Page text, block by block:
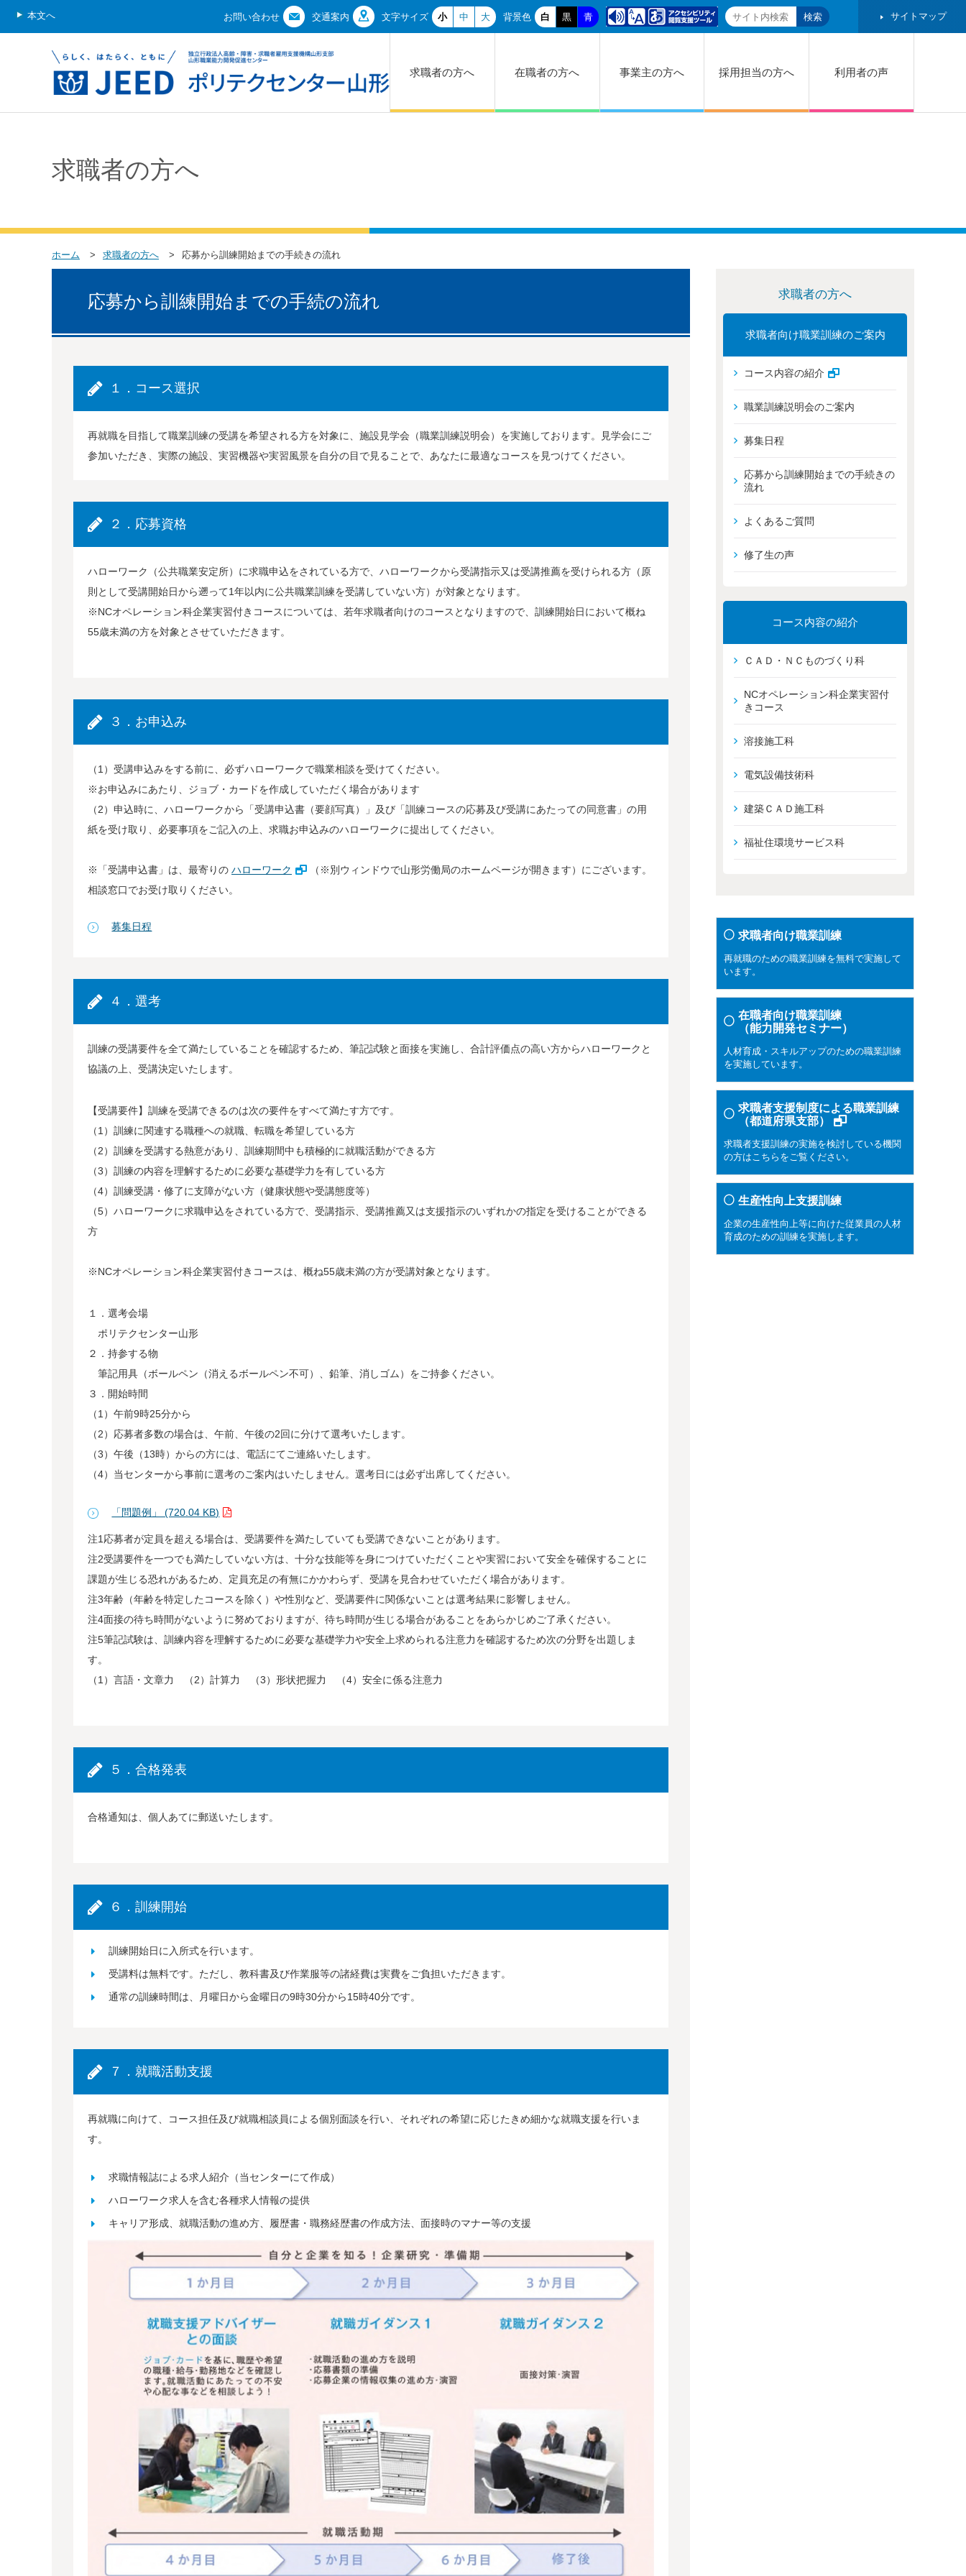
本文へ お問い合わせ 交通案内 文字サイズ 小 中 大 背景色 白 黒 青 サイトマップ
求職者の方へ 在職者の方へ 事業主の方へ 採用担当の方へ 利用者の声
求職者の方へ
ホーム 求職者の方へ 応募から訓練開始までの手続きの流れ
応募から訓練開始までの手続の流れ
１．コース選択
再就職を目指して職業訓練の受講を希望される方を対象に、施設見学会（職業訓練説明会）を実施しております。見学会にご
参加いただき、実際の施設、実習機器や実習風景を自分の目で見ることで、あなたに最適なコースを見つけてください。
２．応募資格
ハローワーク（公共職業安定所）に求職申込をされている方で、ハローワークから受講指示又は受講推薦を受けられる方（原
則として受講開始日から遡って1年以内に公共職業訓練を受講していない方）が対象となります。
※NCオペレーション科企業実習付きコースについては、若年求職者向けのコースとなりますので、訓練開始日において概ね
55歳未満の方を対象とさせていただきます。
３．お申込み
（1）受講申込みをする前に、必ずハローワークで職業相談を受けてください。
※お申込みにあたり、ジョブ・カードを作成していただく場合があります
（2）申込時に、ハローワークから「受講申込書（要顔写真）」及び「訓練コースの応募及び受講にあたっての同意書」の用
紙を受け取り、必要事項をご記入の上、求職お申込みのハローワークに提出してください。
※「受講申込書」は、最寄りの ハローワーク
（※別ウィンドウで山形労働局のホームページが開きます）にございます。
相談窓口でお受け取りください。
募集日程
４．選考
訓練の受講要件を全て満たしていることを確認するため、筆記試験と面接を実施し、合計評価点の高い方からハローワークと
協議の上、受講決定いたします。
【受講要件】訓練を受講できるのは次の要件をすべて満たす方です。
（1）訓練に関連する職種への就職、転職を希望している方
（2）訓練を受講する熱意があり、訓練期間中も積極的に就職活動ができる方
（3）訓練の内容を理解するために必要な基礎学力を有している方
（4）訓練受講・修了に支障がない方（健康状態や受講態度等）
（5）ハローワークに求職申込をされている方で、受講指示、受講推薦又は支援指示のいずれかの指定を受けることができる
方
※NCオペレーション科企業実習付きコースは、概ね55歳未満の方が受講対象となります。
１．選考会場
ポリテクセンター山形
２．持参する物
筆記用具（ボールペン（消えるボールペン不可）、鉛筆、消しゴム）をご持参ください。
３．開始時間
（1）午前9時25分から
（2）応募者多数の場合は、午前、午後の2回に分けて選考いたします。
（3）午後（13時）からの方には、電話にてご連絡いたします。
（4）当センターから事前に選考のご案内はいたしません。選考日には必ず出席してください。
「問題例」 (720.04 KB)
注1応募者が定員を超える場合は、受講要件を満たしていても受講できないことがあります。
注2受講要件を一つでも満たしていない方は、十分な技能等を身につけていただくことや実習において安全を確保することに
課題が生じる恐れがあるため、定員充足の有無にかかわらず、受講を見合わせていただく場合があります。
注3年齢（年齢を特定したコースを除く）や性別など、受講要件に関係ないことは選考結果に影響しません。
注4面接の待ち時間がないように努めておりますが、待ち時間が生じる場合があることをあらかじめご了承ください。
注5筆記試験は、訓練内容を理解するために必要な基礎学力や安全上求められる注意力を確認するため次の分野を出題しま
す。
（1）言語・文章力 （2）計算力 （3）形状把握力 （4）安全に係る注意力
５．合格発表
合格通知は、個人あてに郵送いたします。
６．訓練開始
訓練開始日に入所式を行います。
受講料は無料です。ただし、教科書及び作業服等の諸経費は実費をご負担いただきます。
通常の訓練時間は、月曜日から金曜日の9時30分から15時40分です。
７．就職活動支援
再就職に向けて、コース担任及び就職相談員による個別面談を行い、それぞれの希望に応じたきめ細かな就職支援を行いま
す。
求職情報誌による求人紹介（当センターにて作成）
ハローワーク求人を含む各種求人情報の提供
キャリア形成、就職活動の進め方、履歴書・職務経歴書の作成方法、面接時のマナー等の支援
求職者の方へ
求職者向け職業訓練のご案内
コース内容の紹介
職業訓練説明会のご案内
募集日程
応募から訓練開始までの手続きの
流れ
よくあるご質問
修了生の声
コース内容の紹介
ＣＡＤ・ＮＣものづくり科
NCオペレーション科企業実習付
きコース
溶接施工科
電気設備技術科
建築ＣＡＤ施工科
福祉住環境サービス科
求職者向け職業訓練
再就職のための職業訓練を無料で実施して
います。
在職者向け職業訓練
（能力開発セミナー）
人材育成・スキルアップのための職業訓練
を実施しています。
求職者支援制度による職業訓練
（都道府県支部）
求職者支援訓練の実施を検討している機関
の方はこちらをご覧ください。
生産性向上支援訓練
企業の生産性向上等に向けた従業員の人材
育成のための訓練を実施します。